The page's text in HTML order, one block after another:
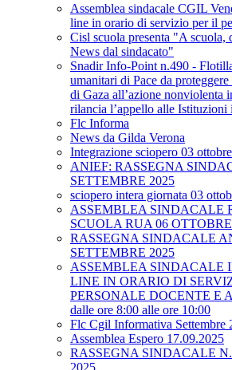
Assemblea sindacale CGIL
line in orario di servizio per il
Cisl scuola presenta "A
News dal sindacato"
Snadir Info-Point n.490 -
umanitari di Pace da
di Gaza all’azione nonviolenta
rilancia l’appello alle Istituzioni
Flc Informa
News da Gilda Verona
Integrazione sciopero 03
ANIEF: RASSEGNA
SETTEMBRE 2025
sciopero intera giornata 03
ASSEMBLEA SINDACALE
SCUOLA RUA 06
RASSEGNA SINDACALE
SETTEMBRE 2025
ASSEMBLEA SINDACALE
LINE IN ORARIO DI
PERSONALE DOCENTE E
dalle ore 8:00 alle ore 10:00
Flc Cgil Informativa Settembre
Assemblea Espero 17.09.2025
RASSEGNA SINDACALE